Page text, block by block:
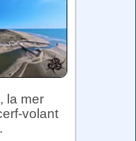
la mer
volant